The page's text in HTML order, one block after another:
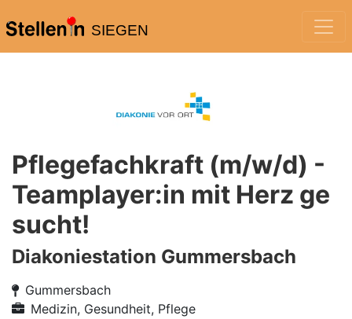
SIEGEN
Pflegefachkraft (m/w/d) -
Teamplayer:in mit Herz ge
sucht!
Diakoniestation Gummersbach
Gummersbach
Medizin, Gesundheit, Pflege